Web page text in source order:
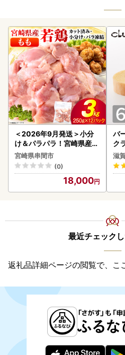
＜2026年9月発送＞小分
け＆パラパラ！宮崎県産鶏
ももカット合計3kg_K043
-009-2609
宮崎県串間市
(0)
18,000
バ
ク
ア
ン
滋
最近チェック
返礼品詳細ページの閲覧で、こ